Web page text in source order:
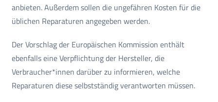
anbieten. Außerdem sollen die ungefähren Kosten für die
üblichen Reparaturen angegeben werden.
Der Vorschlag der Europäischen Kommission enthält
ebenfalls eine Verpflichtung der Hersteller, die
Verbraucher*innen darüber zu informieren, welche
Reparaturen diese selbstständig verantworten müssen.